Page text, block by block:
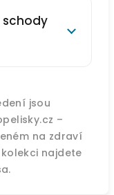
schody
jsou
–
na zdraví
najdete